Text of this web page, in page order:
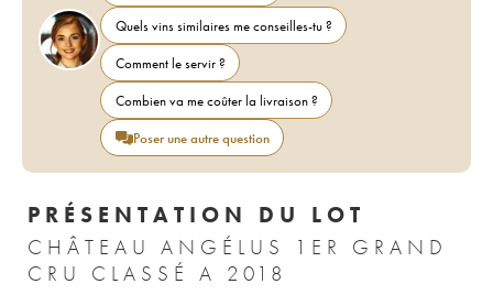
Quels vins similaires me conseilles-tu ?
Comment le servir ?
Combien va me coûter la livraison ?
Poser une autre question
PRÉSENTATION DU LOT
CHÂTEAU ANGÉLUS 1ER GRAND
CRU CLASSÉ A 2018